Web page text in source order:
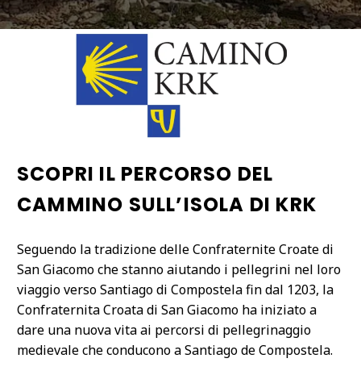
SCOPRI IL PERCORSO DEL
CAMMINO SULL’ISOLA DI KRK
Seguendo la tradizione delle Confraternite Croate di
San Giacomo che stanno aiutando i pellegrini nel loro
viaggio verso Santiago di Compostela fin dal 1203, la
Confraternita Croata di San Giacomo ha iniziato a
dare una nuova vita ai percorsi di pellegrinaggio
medievale che conducono a Santiago de Compostela.